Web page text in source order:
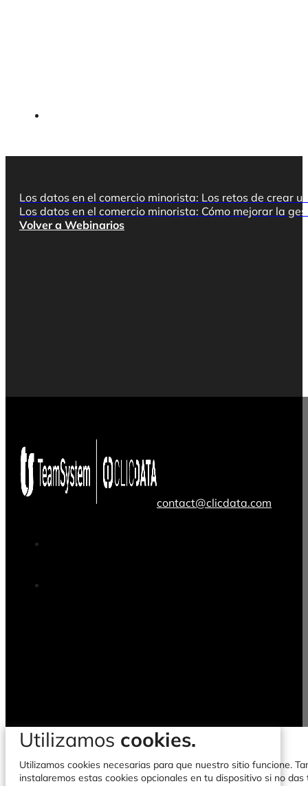
Los datos en el comercio minorista: Los retos de crear
Los datos en el comercio minorista: Cómo mejorar la
Volver a Webinarios
contact@clicdata.com
Utilizamos cookies.
Utilizamos cookies necesarias para que nuestro sitio funcione.
instalaremos estas cookies opcionales en tu dispositivo si no